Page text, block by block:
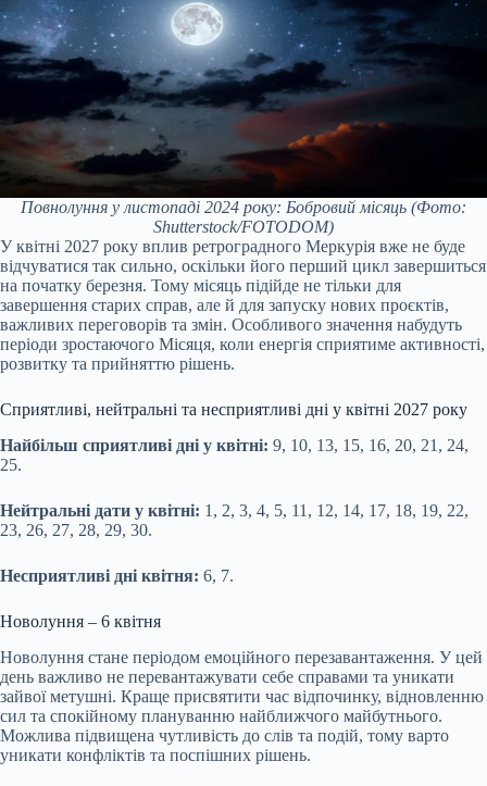
Повнолуння у листопаді 2024 року: Бобровий місяць (Фото:
Shutterstock/FOTODOM)
У квітні 2027 року вплив ретроградного Меркурія вже не буде
відчуватися так сильно, оскільки його перший цикл завершиться
на початку березня. Тому місяць підійде не тільки для
завершення старих справ, але й для запуску нових проєктів,
важливих переговорів та змін. Особливого значення набудуть
періоди зростаючого Місяця, коли енергія сприятиме активності,
розвитку та прийняттю рішень.
Сприятливі, нейтральні та несприятливі дні у квітні 2027 року
Найбільш сприятливі дні у квітні: 9, 10, 13, 15, 16, 20, 21, 24,
25.
Нейтральні дати у квітні: 1, 2, 3, 4, 5, 11, 12, 14, 17, 18, 19, 22,
23, 26, 27, 28, 29, 30.
Несприятливі дні квітня: 6, 7.
Новолуння – 6 квітня
Новолуння стане періодом емоційного перезавантаження. У цей
день важливо не перевантажувати себе справами та уникати
зайвої метушні. Краще присвятити час відпочинку, відновленню
сил та спокійному плануванню найближчого майбутнього.
Можлива підвищена чутливість до слів та подій, тому варто
уникати конфліктів та поспішних рішень.